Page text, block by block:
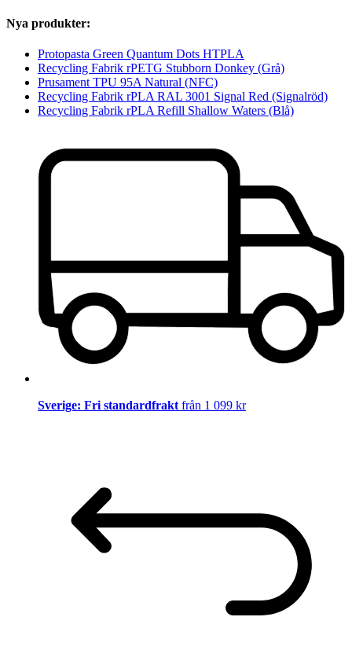
Nya produkter:
Protopasta Green Quantum Dots HTPLA
Recycling Fabrik rPETG Stubborn Donkey (Grå)
Prusament TPU 95A Natural (NFC)
Recycling Fabrik rPLA RAL 3001 Signal Red (Signalröd)
Recycling Fabrik rPLA Refill Shallow Waters (Blå)
Sverige: Fri standardfrakt från 1 099 kr